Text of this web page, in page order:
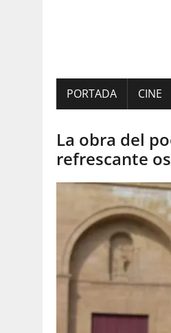
PORTADA CINE
La obra del
refrescante